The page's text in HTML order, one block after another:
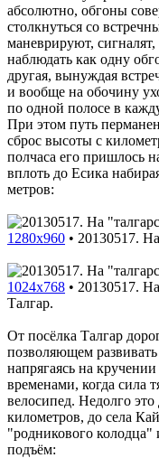
абсолютно, обгоны
столкнуться со
маневрируют,
наблюдать как одну
другая, вынуждая
и вообще на обочину
по одной полосе в
При этом путь
сброс высоты с
полчаса его пришлось
вплоть до Есика
метров:
1280x960 • 20130517.
1024x768 • 20130517.
Талгар.
От посёлка Талгар
позволяющем
напрягаясь на
временами, когда сила
велосипед. Недолго это
километров, до села
"родникового колодца"
подъём: